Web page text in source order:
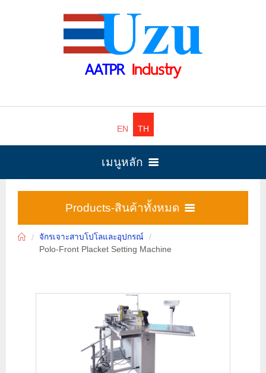
AATPR Industry
EN TH
เมนูหลัก
หน้าหลัก
ผลิตภัณฑ์ 12
เครื่องตัดเทป-ตราเสื้ออัตโนมัติ
จักรเจาะสาบโปโลและอุปกรณ์
เครื่องตรวจผ้า-ม้วนผ้า-โรยพับผ้า..
ข่าว-การแสดงสินค้า
เกี่ยวกับเรา
Products-สินค้าทั้งหมด
เครื่องตัดเทป-ตราเสื้ออัตโนมัติ
เครื่องตัดผ้ากุ๊น
เครื่องตอกกระดุม
เครื่องร้อยเชื่อก
จักรเจาะสาบโปโลและอุปกรณ์
Polo-Front Placket Setting Machine